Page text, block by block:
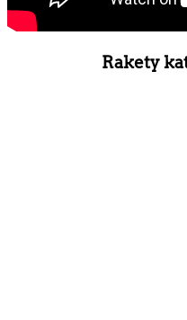
Rakety